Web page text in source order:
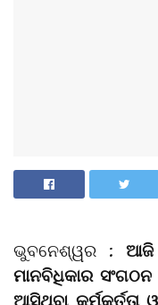
ଭୁବନେଶ୍ୱର : ଆଜି
ମାନବିଧିକାର